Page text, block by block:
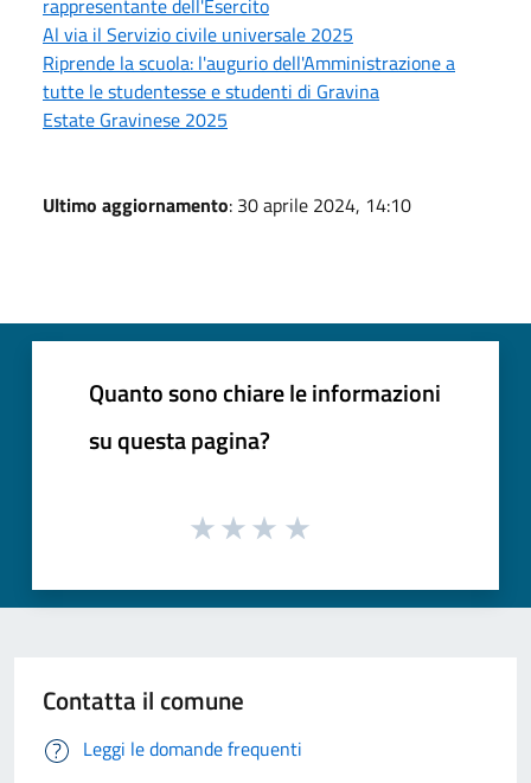
Al via il Servizio civile universale 2025
Riprende la scuola: l'augurio dell'Amministrazione a
tutte le studentesse e studenti di Gravina
Estate Gravinese 2025
Ultimo aggiornamento: 30 aprile 2024, 14:10
Quanto sono chiare le informazioni
su questa pagina?
Contatta il comune
Leggi le domande frequenti